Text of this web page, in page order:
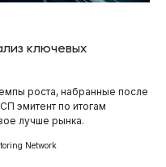
ключевых
роста, набранные после
эмитент по итогам
лучше рынка.
Network